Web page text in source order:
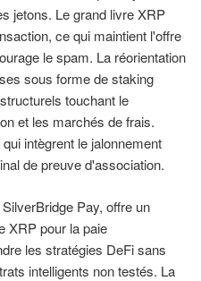
jetons. Le grand livre XRP
ce qui maintient l'offre
le spam. La réorientation
sous forme de staking
touchant le
et les marchés de frais.
intègrent le jalonnement
de preuve d'association.
Pay, offre un
XRP pour la paie
les stratégies DeFi sans
intelligents non testés. La